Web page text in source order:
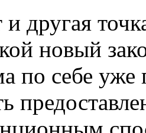
другая
новый
по себе уже